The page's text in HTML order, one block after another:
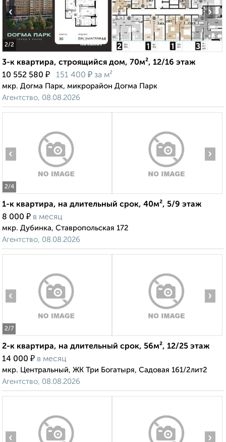
2/2
‹ ›
3-к квартира, строящийся дом, 70м², 12/16 этаж
10 552 580 ₽ 151 400 ₽ за м²
мкр. Догма Парк, микрорайон Догма Парк
Агентство, 08.08.2026
2/4
‹ ›
1-к квартира, на длительный срок, 40м², 5/9 этаж
8 000 ₽ в месяц
мкр. Дубинка, Ставропольская 172
Агентство, 08.08.2026
2/7
‹ ›
2-к квартира, на длительный срок, 56м², 12/25 этаж
14 000 ₽ в месяц
мкр. Центральный, ЖК Три Богатыря, Садовая 161/2лит2
Агентство, 08.08.2026
‹ ›